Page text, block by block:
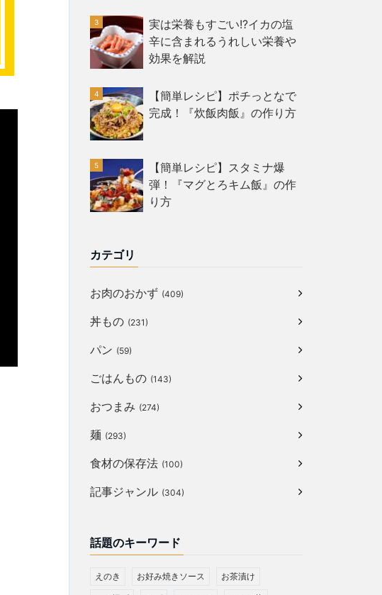
実は栄養もすごい!?イカの塩
辛に含まれるうれしい栄養や
効果を解説
【簡単レシピ】ポチっとなで
完成！『炊飯肉飯』の作り方
【簡単レシピ】スタミナ爆
弾！『マグとろキム飯』の作
り方
カテゴリ
お肉のおかず (409)
丼もの (231)
パン (59)
ごはんもの (143)
おつまみ (274)
麺 (293)
食材の保存法 (100)
記事ジャンル (304)
話題のキーワード
えのき お好み焼きソース お茶漬け